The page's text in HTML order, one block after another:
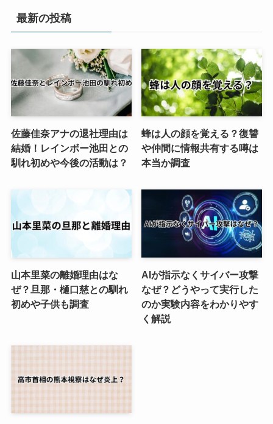
最新の投稿
佐藤佳奈アナの退社理由は
結婚！レインボー池田との
馴れ初めや今後の活動は？
蜂は人の顔を覚える？復讐
や仲間に情報共有する噂は
本当か調査
山本里菜の離婚理由はな
ぜ？旦那・樋口慈との馴れ
初めや子供も調査
AIが指示なくサイバー攻撃
なぜ？どうやって実行した
のか実験内容をわかりやす
く解説